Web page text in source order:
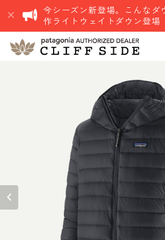
今シーズン新登場。こんなダ
作ライトウェイトダウン登場